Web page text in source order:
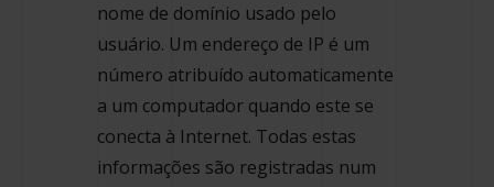
nome de domínio usado pelo
usuário. Um endereço de IP é um
número atribuído automaticamente
a um computador quando este se
conecta à Internet. Todas estas
informações são registradas num